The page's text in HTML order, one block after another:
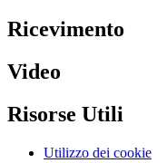
Ricevimento
Video
Risorse Utili
Utilizzo dei cookie